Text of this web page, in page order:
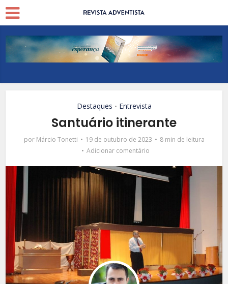
Destaques • Entrevista
Santuário itinerante
por Márcio Tonetti 19 de outubro de 2023
8 min de leitura
Adicionar comentário